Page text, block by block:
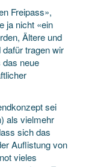
Freipass»,
ja nicht «ein
Ältere und
tragen wir
das neue
sei
als vielmehr
sich das
Auflistung von
vieles